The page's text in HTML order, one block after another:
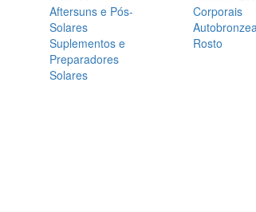
Aftersuns e Pós-
Solares
Suplementos e
Preparadores
Solares
Corporais
Rosto